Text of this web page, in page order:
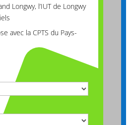
Longwy, l’IUT de Longwy
avec la CPTS du Pays-